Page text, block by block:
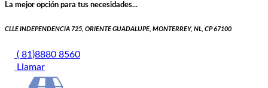
La mejor opción para tus necesidades...
CLLE INDEPENDENCIA 725, ORIENTE GUADALUPE, MONTERREY, NL, CP 67100
( 81)8880 8560
Llamar